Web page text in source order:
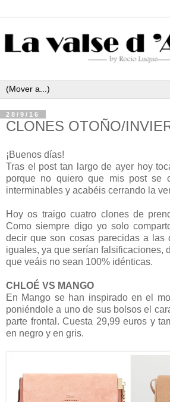
28/9/16
CLONES OTOÑO/
¡Buenos días!
Tras el post tan largo de ayer hoy
porque no quiero que mis post se
interminables y acabéis cerrando la
Hoy os traigo cuatro clones de
Como siempre digo yo solo
decir que son cosas parecidas a las
iguales, ya que serían falsificaciones,
que veáis no sean 100% idénticas.
CHLOÉ VS MANGO
En Mango se han inspirado en el
poniéndole a uno de sus bolsos el
parte frontal. Cuesta 29,99 euros y
en negro y en gris.